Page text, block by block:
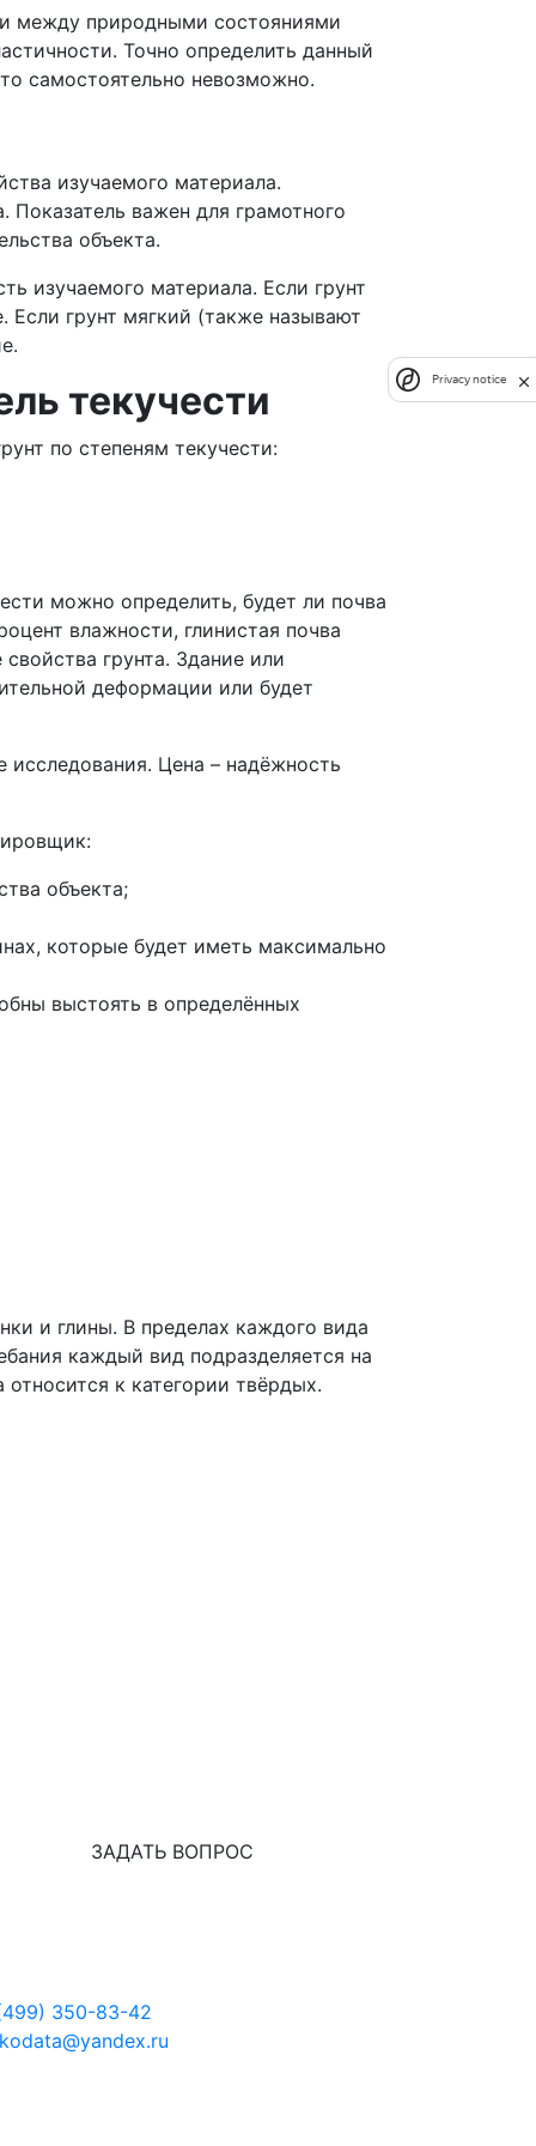
между природными состояниями
Точно определить данный
самостоятельно невозможно.
изучаемого материала.
Показатель важен для грамотного
объекта.
изучаемого материала. Если грунт
Если грунт мягкий (также называют
текучести
по степеням текучести:
можно определить, будет ли почва
влажности, глинистая почва
грунта. Здание или
деформации или будет
Цена – надёжность
объекта;
которые будет иметь максимально
выстоять в определённых
и глины. В пределах каждого вида
каждый вид подразделяется на
к категории твёрдых.
ЗАДАТЬ ВОПРОС
350-83-42
Privacy notice